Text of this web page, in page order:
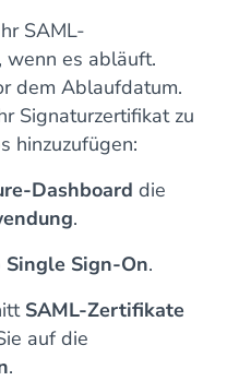
SAML-
wenn es abläuft.
dem Ablaufdatum.
Signaturzertifikat zu
hinzuzufügen:
Dashboard die
.
Single Sign-On.
SAML-Zertifikate
auf die
.